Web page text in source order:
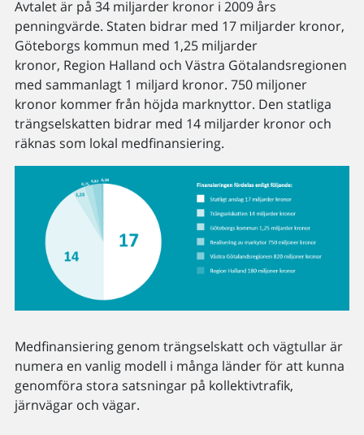
Avtalet är på 34 miljarder kronor i 2009 års
penningvärde. Staten bidrar med 17 miljarder kronor,
Göteborgs kommun med 1,25 miljarder
kronor, Region Halland och Västra Götalandsregionen
med sammanlagt 1 miljard kronor. 750 miljoner
kronor kommer från höjda marknyttor. Den statliga
trängselskatten bidrar med 14 miljarder kronor och
räknas som lokal medfinansiering.
Medfinansiering genom trängselskatt och vägtullar är
numera en vanlig modell i många länder för att kunna
genomföra stora satsningar på kollektivtrafik,
järnvägar och vägar.